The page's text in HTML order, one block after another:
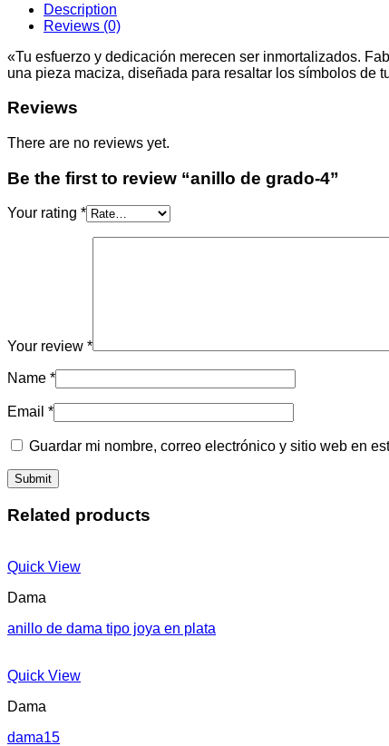
Description
Reviews (0)
«Tu esfuerzo y dedicación merecen ser inmortalizados.
una pieza maciza, diseñada para resaltar los símbolos de
Reviews
There are no reviews yet.
Be the first to review “anillo de grado-4”
Your rating *
Your review *
Name *
Email *
Guardar mi nombre, correo electrónico y sitio web en
Related products
Quick View
Dama
anillo de dama tipo joya en plata
Quick View
Dama
dama15